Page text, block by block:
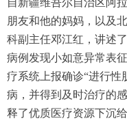
自新疆维吾尔自治区阿
朋友和他的妈妈，以及
科副主任邓江红，讲述
病例发现小如意异常表
疗系统上报确诊“进行性
病，并得到及时治疗的
释了优质医疗资源下沉